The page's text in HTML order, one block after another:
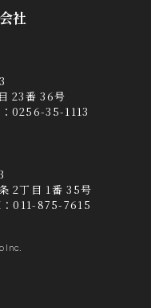
社
23番 36号
0256-35-1113
2丁目 1番 35号
011-875-7615
Inc.